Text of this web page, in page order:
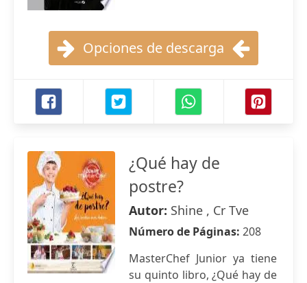
Opciones de descarga
¿Qué hay de
postre?
Autor: Shine , Cr Tve
Número de Páginas: 208
MasterChef Junior ya tiene
su quinto libro, ¿Qué hay de